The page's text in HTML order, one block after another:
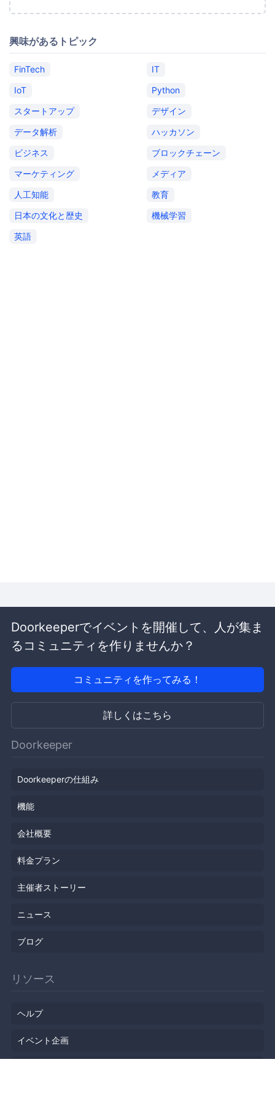
興味があるトピック
FinTech
IT
IoT
Python
スタートアップ
デザイン
データ解析
ハッカソン
ビジネス
ブロックチェーン
マーケティング
メディア
人工知能
教育
日本の文化と歴史
機械学習
英語
Doorkeeperでイベントを開催して、人が集ま
るコミュニティを作りませんか？
コミュニティを作ってみる！
詳しくはこちら
Doorkeeper
Doorkeeperの仕組み
機能
会社概要
料金プラン
主催者ストーリー
ニュース
ブログ
リソース
ヘルプ
イベント企画